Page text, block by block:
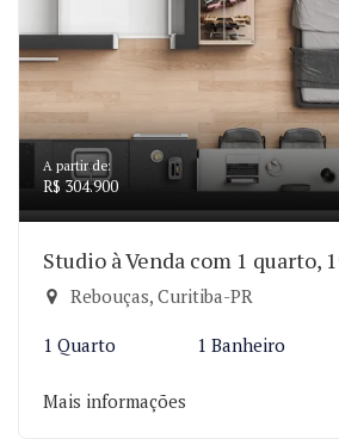
A partir de:
R$ 304.900
Studio à Venda com 1 quarto,
Rebouças, Curitiba-PR
1 Quarto 1 Banheiro
Mais informações